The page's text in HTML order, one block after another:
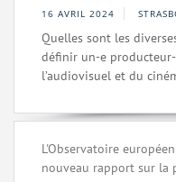
16 AVRIL 2024
Quelles sont les
définir un-e
l’audiovisuel et du
L'Observatoire
nouveau rapport sur la